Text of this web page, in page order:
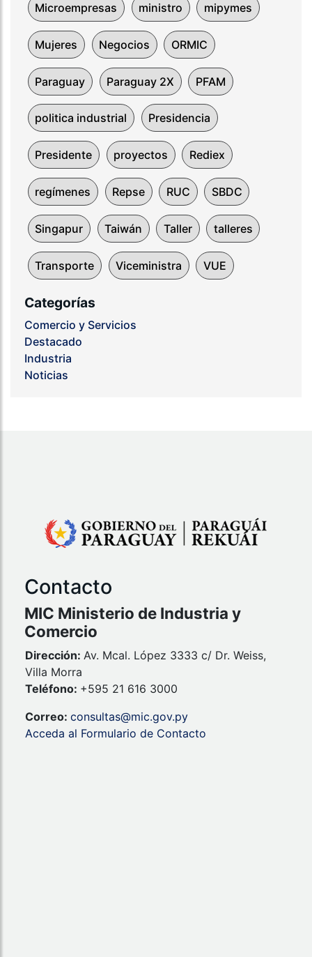
Microempresas ministro mipymes
Mujeres Negocios ORMIC
Paraguay Paraguay 2X PFAM
politica industrial Presidencia
Presidente proyectos Rediex
regímenes Repse RUC SBDC
Singapur Taiwán Taller talleres
Transporte Viceministra VUE
Categorías
Comercio y Servicios
Destacado
Industria
Noticias
Contacto
MIC Ministerio de Industria y
Comercio
Dirección: Av. Mcal. López 3333 c/ Dr. Weiss,
Villa Morra
Teléfono: +595 21 616 3000
Correo: consultas@mic.gov.py
Acceda al Formulario de Contacto